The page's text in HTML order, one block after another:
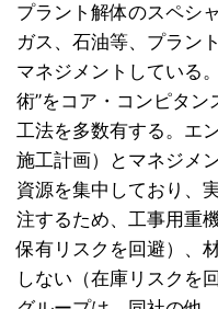
プラント解体のスペシ
ガス、石油等、プラン
マネジメントしている
術”をコア・コンピタ
工法を多数有する。エ
施工計画）とマネジメ
資源を集中しており、
注するため、工事用重
保有リスクを回避）、
しない（在庫リスクを回